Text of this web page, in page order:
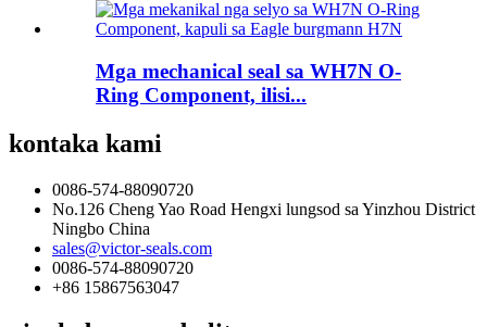
Mga mechanical seal sa WH7N O-
Ring Component, ilisi...
kontaka kami
0086-574-88090720
No.126 Cheng Yao Road Hengxi lungsod sa Yinzhou District
Ningbo China
sales@victor-seals.com
0086-574-88090720
+86 15867563047